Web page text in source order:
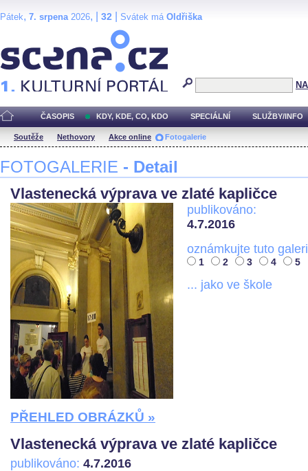
Pátek, 7. srpena2026, | 32 Svátek má Oldřiška
ČASOPIS KDY, KDE, CO, KDO SPECIÁLNÍ SLUŽBY/INFO
Soutěže Nethovory Akce online Fotogalerie
FOTOGALERIE - Detail
Vlastenecká výprava ve zlaté kapličce
publikováno:
4.7.2016
oznámkujte tuto
1 2 3 4 5
... jako ve škole
PŘEHLED OBRÁZKŮ »
Vlastenecká výprava ve zlaté kapličce
publikováno: 4.7.2016